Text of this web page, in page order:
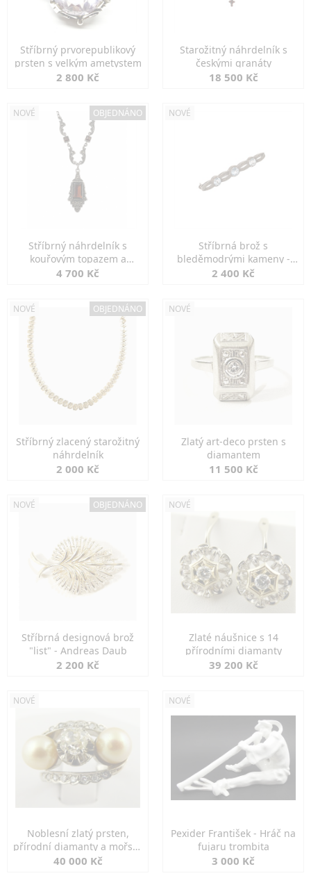
Stříbrný prvorepublikový
prsten s velkým ametystem
2 800 Kč
Starožitný náhrdelník s
českými granáty
18 500 Kč
NOVÉ OBJEDNÁNO
Stříbrný náhrdelník s
kouřovým topazem a
markazity
4 700 Kč
NOVÉ
Stříbrná brož s
bleděmodrými kameny -
jemná elegance
2 400 Kč
NOVÉ OBJEDNÁNO
Stříbrný zlacený starožitný
náhrdelník
2 000 Kč
NOVÉ
Zlatý art-deco prsten s
diamantem
11 500 Kč
NOVÉ OBJEDNÁNO
Stříbrná designová brož
"list" - Andreas Daub
2 200 Kč
NOVÉ
Zlaté náušnice s 14
přírodními diamanty
39 200 Kč
NOVÉ
Noblesní zlatý prsten,
přírodní diamanty a mořské
perly
40 000 Kč
NOVÉ
Pexider František - Hráč na
fujaru trombita
3 000 Kč